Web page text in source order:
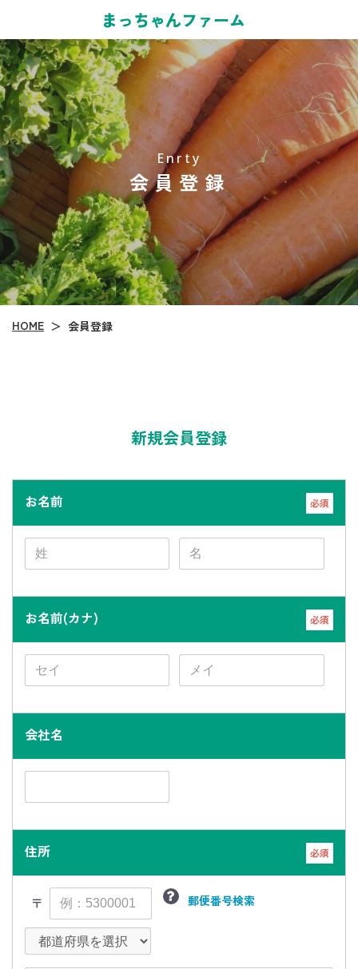
Enrty
会員登録
HOME ＞ 会員登録
新規会員登録
お名前 必須
お名前(カナ) 必須
会社名
住所 必須
〒 郵便番号検索